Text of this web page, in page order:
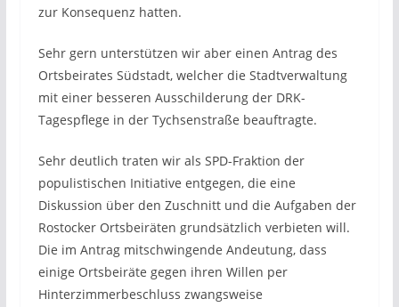
zur Konsequenz hatten.
Sehr gern unterstützen wir aber einen Antrag des
Ortsbeirates Südstadt, welcher die Stadtverwaltung
mit einer besseren Ausschilderung der DRK-
Tagespflege in der Tychsenstraße beauftragte.
Sehr deutlich traten wir als SPD-Fraktion der
populistischen Initiative entgegen, die eine
Diskussion über den Zuschnitt und die Aufgaben der
Rostocker Ortsbeiräten grundsätzlich verbieten will.
Die im Antrag mitschwingende Andeutung, dass
einige Ortsbeiräte gegen ihren Willen per
Hinterzimmerbeschluss zwangsweise